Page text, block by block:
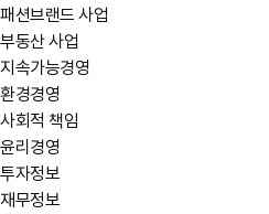
패션브랜드 사업
부동산 사업
지속가능경영
환경경영
사회적 책임
윤리경영
투자정보
재무정보